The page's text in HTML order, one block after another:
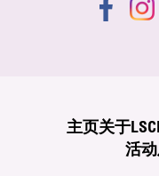
主页关于
活